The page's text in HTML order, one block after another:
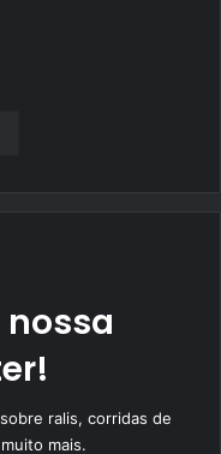
nossa
ralis, corridas de
mais.